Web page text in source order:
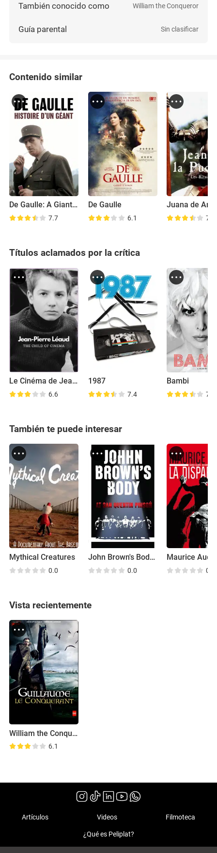
También conocido como William the Conqueror
Guía parental Sin clasificar
Contenido similar
De Gaulle: A Giant Among Men
7.7
De Gaulle
6.1 7.1
Títulos aclamados por la crítica
Le Cinéma de Jean-Pierre Léaud
6.6
1987
7.4
Bambi
7.1
También te puede interesar
Mythical Creatures
0.0
John Brown's Body at San Quentin Prison
0.0 0.0
Vista recientemente
William the Conqueror
6.1
Artículos Videos Filmoteca
¿Qué es Peliplat?